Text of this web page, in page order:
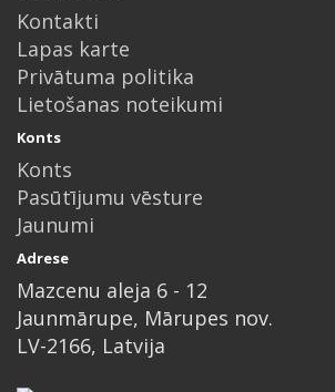
Kontakti
Lapas karte
Privātuma politika
Lietošanas noteikumi
Konts
Konts
Pasūtījumu vēsture
Jaunumi
Adrese
Mazcenu aleja 6 - 12
Jaunmārupe, Mārupes nov.
LV-2166, Latvija